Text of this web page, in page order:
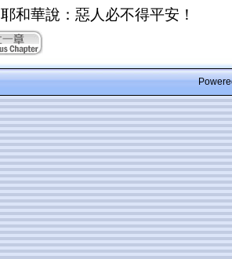
耶和華說：惡人必不得平安！